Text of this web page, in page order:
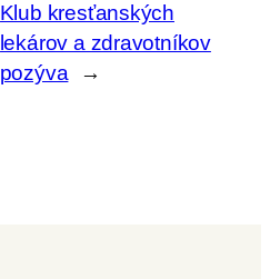
Klub kresťanských
lekárov a zdravotníkov
pozýva
→